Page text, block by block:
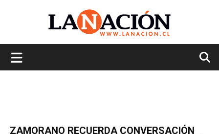
ZAMORANO RECUERDA CONVERSACIÓN